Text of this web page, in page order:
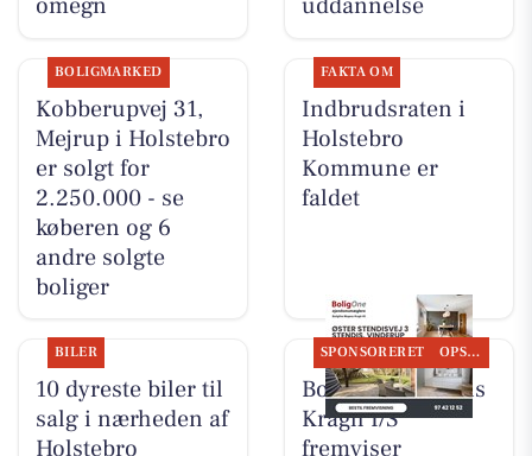
omegn
uddannelse
BOLIGMARKED
Kobberupvej 31,
Mejrup i Holstebro
er solgt for
2.250.000 - se
køberen og 6
andre solgte
boliger
FAKTA OM
Indbrudsraten i
Holstebro
Kommune er
faldet
BILER
10 dyreste biler til
salg i nærheden af
Holstebro
SPONSORERET OPSLAGSTAVLEN
BoligOne Mogens
Kragh I/S
fremviser